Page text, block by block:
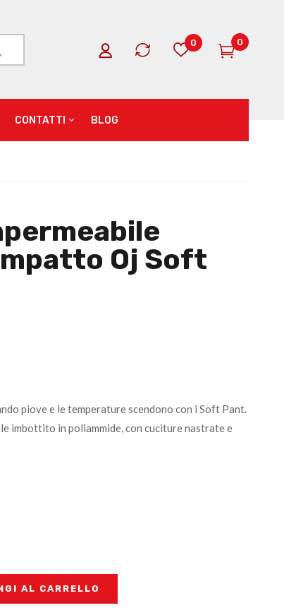
0 0
CONTATTI BLOG
Oj Soft
piove e le temperature scendono con i Soft Pant.
imbottito in poliammide, con cuciture nastrate e
AL CARRELLO